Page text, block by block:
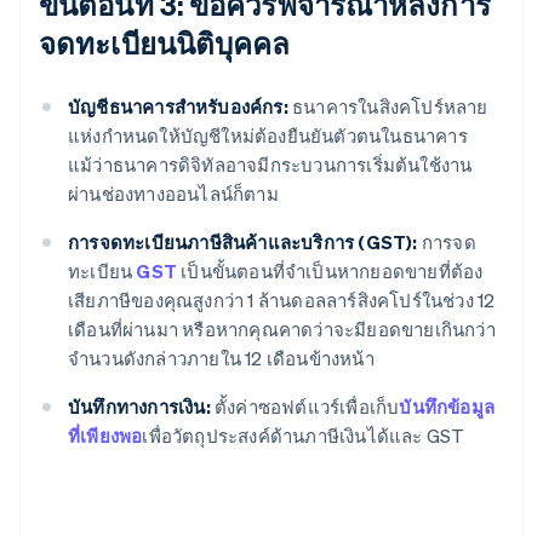
จดทะเบียนนิติบุคคล
บัญชีธนาคารสำหรับองค์กร:ธนาคารในสิงคโปร์หลาย
แห่งกำหนดให้บัญชีใหม่ต้องยืนยันตัวตนในธนาคาร
แม้ว่าธนาคารดิจิทัลอาจมีกระบวนการเริ่มต้นใช้งาน
ผ่านช่องทางออนไลน์ก็ตาม
การจดทะเบียนภาษีสินค้าและบริการ (GST): การจด
ทะเบียน GST เป็นขั้นตอนที่จำเป็นหากยอดขายที่ต้อง
เสียภาษีของคุณสูงกว่า 1 ล้านดอลลาร์สิงคโปร์ในช่วง 12
เดือนที่ผ่านมา หรือหากคุณคาดว่าจะมียอดขายเกินกว่า
จำนวนดังกล่าวภายใน 12 เดือนข้างหน้า
บันทึกทางการเงิน:ตั้งค่าซอฟต์แวร์เพื่อเก็บบันทึกข้อมูล
ที่เพียงพอเพื่อวัตถุประสงค์ด้านภาษีเงินได้และ GST